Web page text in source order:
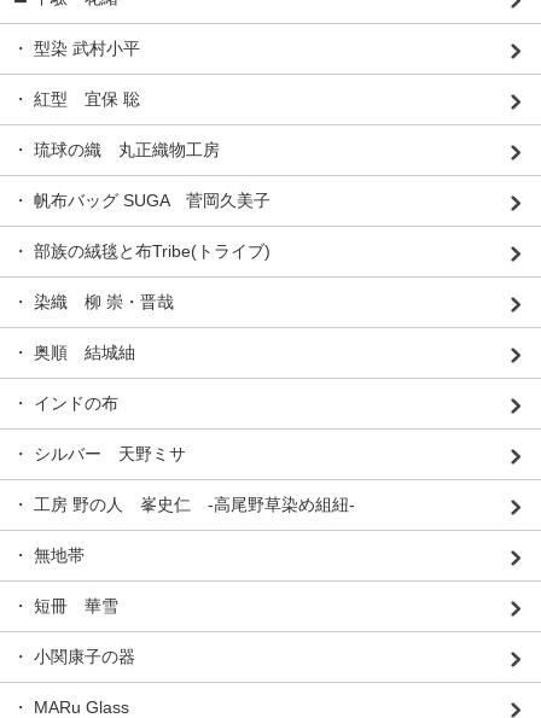
・ 型染 武村小平
・ 紅型 宜保 聡
・ 琉球の織 丸正織物工房
・ 帆布バッグ SUGA 菅岡久美子
・ 部族の絨毯と布Tribe(トライブ)
・ 染織 柳 崇・晋哉
・ 奥順 結城紬
・ インドの布
・ シルバー 天野ミサ
・ 工房 野の人 峯史仁 -高尾野草染め組紐-
・ 無地帯
・ 短冊 華雪
・ 小関康子の器
・ MARu Glass